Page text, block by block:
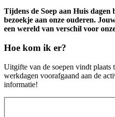
Tijdens de Soep aan Huis dagen
bezoekje aan onze ouderen.
een wereld van verschil voor
Hoe kom ik er?
Uitgifte van de soepen vindt
werkdagen voorafgaand aan de
informatie!